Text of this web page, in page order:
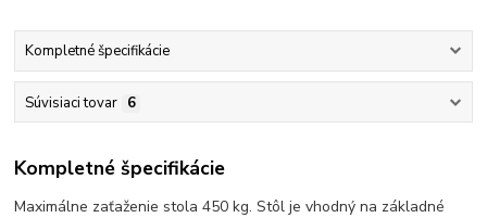
Kompletné špecifikácie
Súvisiaci tovar 6
Kompletné špecifikácie
Maximálne zaťaženie stola 450 kg. Stôl je vhodný na základné